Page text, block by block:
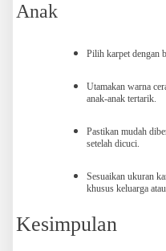
Anak
Pilih karpet dengan
Utamakan warna
anak-anak tertarik.
Pastikan mudah
setelah dicuci.
Sesuaikan ukuran
khusus keluarga
Kesimpulan